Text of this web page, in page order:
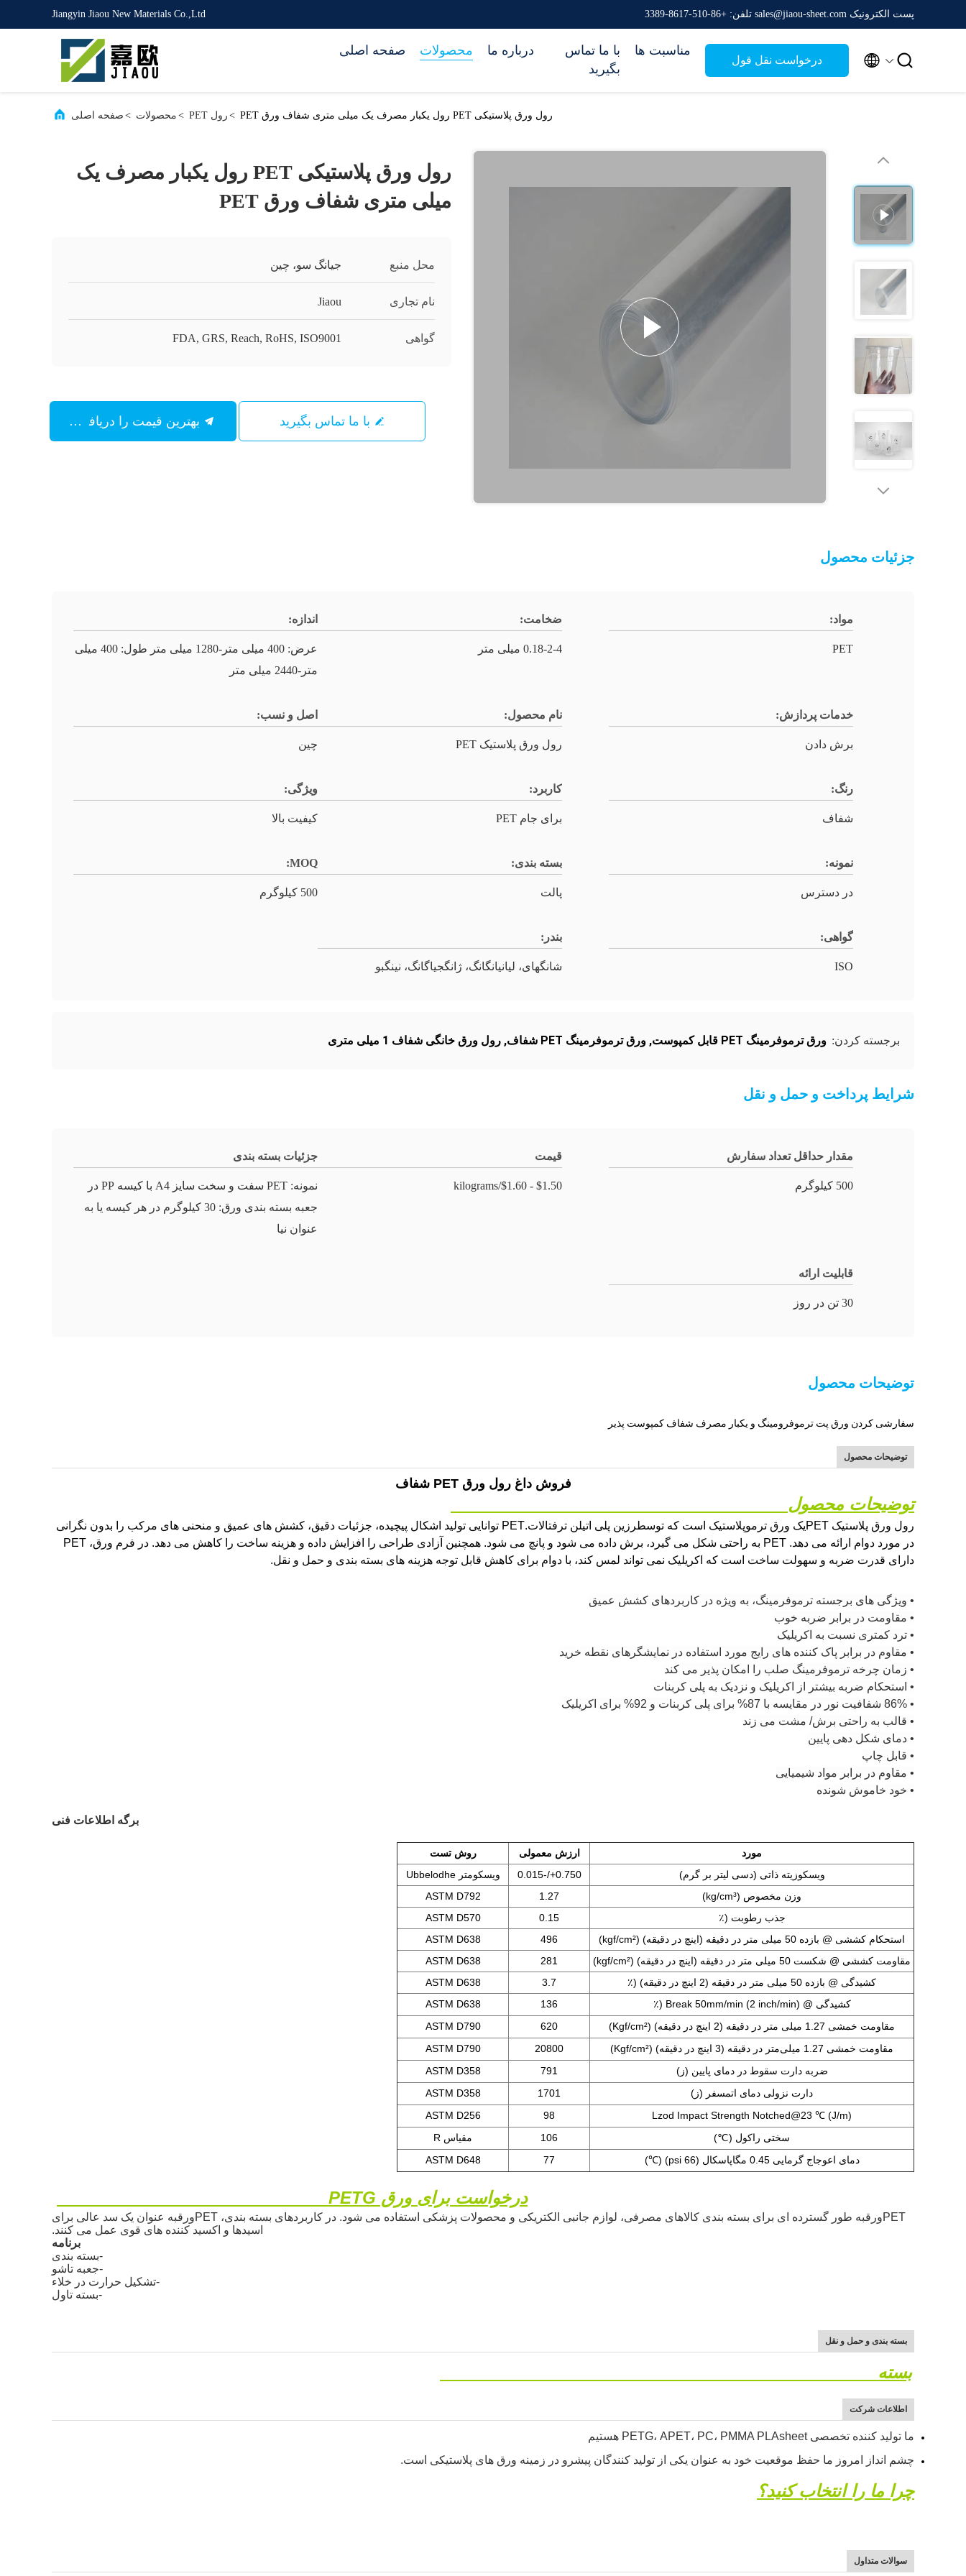
Jiangyin Jiaou New Materials Co.,Ltd پست الکترونیک sales@jiaou-sheet.com تلفن: +86-510-8617-3389
صفحه اصلی محصولات درباره ما
با ما تماس
بگیرید
مناسبت ها
درخواست نقل قول  
صفحه اصلی > محصولات > رول PET > رول ورق پلاستیکی PET رول یکبار مصرف یک میلی متری شفاف ورق PET
رول ورق پلاستیکی PET رول یکبار مصرف یک
میلی متری شفاف ورق PET
محل منبع جیانگ سو، چین
نام تجاری Jiaou
گواهی FDA, GRS, Reach, RoHS, ISO9001
با ما تماس بگیرید
جزئیات محصول
مواد:
PET
ضخامت:
0.18-2-4 میلی متر
اندازه:
عرض: 400 میلی متر-1280 میلی متر طول: 400 میلی
متر-2440 میلی متر
خدمات پردازش:
برش دادن
نام محصول:
رول ورق پلاستیک PET
اصل و نسب:
چین
رنگ:
شفاف
کاربرد:
برای جام PET
ویژگی:
کیفیت بالا
نمونه:
در دسترس
بسته بندی:
پالت
MOQ:
500 کیلوگرم
گواهی:
ISO
بندر:
شانگهای، لیانیانگانگ، ژانگجیاگانگ، نینگبو
برجسته کردن: ورق ترموفرمینگ PET قابل کمپوست , ورق ترموفرمینگ PET شفاف , رول ورق خانگی شفاف 1 میلی متری
شرایط پرداخت و حمل و نقل
مقدار حداقل تعداد سفارش
500 کیلوگرم
قیمت
$1.50 - $1.60/kilograms
جزئیات بسته بندی
نمونه: PET سفت و سخت سایز A4 با کیسه PP در
جعبه بسته بندی ورق: 30 کیلوگرم در هر کیسه یا به
عنوان نیا
قابلیت ارائه
30 تن در روز
توضیحات محصول
سفارشی کردن ورق پت ترموفرومینگ و یکبار مصرف شفاف کمپوست پذیر
توضیحات محصول
فروش داغ رول ورق PET شفاف
توضیحات محصول
رول ورق پلاستیک PET یک ورق ترموپلاستیک است که توسطرزین پلی اتیلن ترفتالات.
PET توانایی تولید اشکال پیچیده، جزئیات دقیق، کشش های عمیق و منحنی های مرکب را بدون نگرانی
در مورد دوام ارائه می دهد. PET به راحتی شکل می گیرد، برش داده می شود و پانچ می شود. همچنین آزادی طراحی را افزایش داده و هزینه ساخت را کاهش می دهد. در فرم ورق، PET
دارای قدرت ضربه و سهولت ساخت است که اکریلیک نمی تواند لمس کند، با دوام برای کاهش قابل توجه هزینه های بسته بندی و حمل و نقل.
• ویژگی های برجسته ترموفرمینگ، به ویژه در کاربردهای کشش عمیق
• مقاومت در برابر ضربه خوب
• ترد کمتری نسبت به اکریلیک
• مقاوم در برابر پاک کننده های رایج مورد استفاده در نمایشگرهای نقطه خرید
• زمان چرخه ترموفرمینگ صلب را امکان پذیر می کند
• استحکام ضربه بیشتر از اکریلیک و نزدیک به پلی کربنات
• 86% شفافیت نور در مقایسه با 87% برای پلی کربنات و 92% برای اکریلیک
• قالب به راحتی برش/ مشت می زند
• دمای شکل دهی پایین
• قابل چاپ
• مقاوم در برابر مواد شیمیایی
• خود خاموش شونده
برگه اطلاعات فنی
مورد ارزش معمولی
روش تست
ویسکوزیته ذاتی (دسی لیتر بر گرم) 0.750+/-0.015
ویسکومتر Ubbelodhe
وزن مخصوص (kg/cm³)
1.27
ASTM D792
جذب رطوبت (٪ 0.15
ASTM D570
استحکام کششی @ بازده 50 میلی متر در دقیقه (اینچ در دقیقه) (
kgf/cm²)
496
ASTM D638
مقاومت کششی @ شکست 50 میلی متر در دقیقه (اینچ در دقیقه) (
kgf/cm²)
281
ASTM D638
کشیدگی @ بازده 50 میلی متر در دقیقه (2 اینچ در دقیقه) (
٪ 3.7
ASTM D638
کشیدگی @ Break 50mm/min (2 inch/min) (
٪ 136
ASTM D638
مقاومت خمشی 1.27 میلی متر در دقیقه (2 اینچ در دقیقه) (Kgf/cm²)
620
ASTM D790
مقاومت خمشی 1.27 میلی‌متر در دقیقه (3 اینچ در دقیقه) (Kgf/cm²)
20800
ASTM D790
ضربه دارت سقوط در دمای پایین (ز) 791
ASTM D358
دارت نزولی دمای اتمسفر (ز) 1701
ASTM D358
Lzod Impact Strength Notched@23 ℃ (J/m)
98
ASTM D256
سختی راکول (℃)
106
مقیاس R
دمای اعوجاج گرمایی 0.45 مگاپاسکال (66 psi) (
℃)
77
ASTM D648
درخواست برای ورق PETG
PETورقبه طور گسترده ای برای بسته بندی کالاهای مصرفی، لوازم جانبی الکتریکی و محصولات پزشکی استفاده می شود. در کاربردهای بسته بندی، PET ورقبه عنوان یک سد عالی برای
اسیدها و اکسید کننده های قوی عمل می کنند.
برنامه
-بسته بندی
-جعبه تاشو
-تشکیل حرارت در خلاء
-بسته تاول
بسته بندی و حمل و نقل
بسته
اطلاعات شرکت
ما تولید کننده تخصصی PETG، APET، PC، PMMA PLAsheet هستیم
چشم انداز امروز ما حفظ موقعیت خود به عنوان یکی از تولید کنندگان پیشرو در زمینه ورق های پلاستیکی است.
چرا ما را انتخاب کنید؟
سوالات متداول